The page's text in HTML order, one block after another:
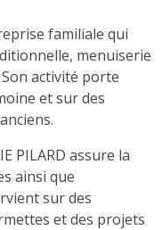
familiale qui
menuiserie
activité porte
et sur des
PILARD assure la
ainsi que
sur des
et des projets